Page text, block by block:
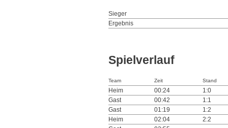
Sieger
Ergebnis
Spielverlauf
Team Zeit Stand
Heim 00:24
1:0
Gast
00:42
1:1
Gast
01:19
1:2
Heim
02:04
2:2